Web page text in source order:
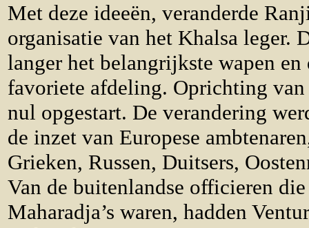
Met deze ideeën, veranderde
organisatie van het Khalsa leger.
langer het belangrijkste wapen
favoriete afdeling. Oprichting
nul opgestart. De verandering
de inzet van Europese
Grieken, Russen, Duitsers,
Van de buitenlandse officieren
Maharadja’s waren, hadden